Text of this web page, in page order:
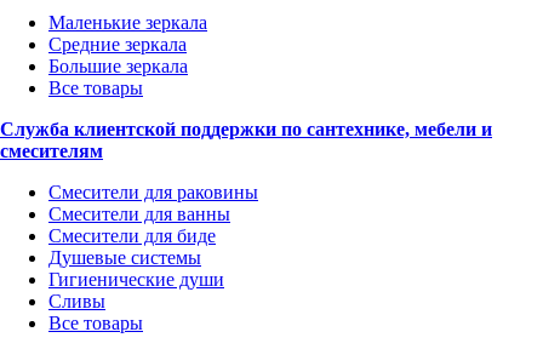
Маленькие зеркала
Средние зеркала
Большие зеркала
Все товары
Служба клиентской поддержки по сантехнике, мебели и
смесителям
Смесители для раковины
Смесители для ванны
Смесители для биде
Душевые системы
Гигиенические души
Сливы
Все товары